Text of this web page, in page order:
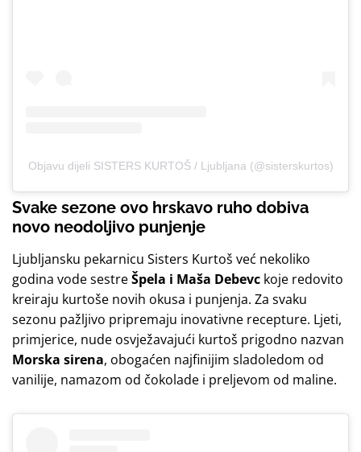
Objavu dijeli SISTERS KURTOŠ / Ljubljana (@sisterskurtos)
Svake sezone ovo hrskavo ruho dobiva
novo neodoljivo punjenje
Ljubljansku pekarnicu Sisters Kurtoš već nekoliko
godina vode sestreŠpela i Maša Debevc koje redovito
kreiraju kurtoše novih okusa i punjenja. Za svaku
sezonu pažljivo pripremaju inovativne recepture. Ljeti,
primjerice, nude osvježavajući kurtoš prigodno nazvan
Morska sirena, obogaćen najfinijim sladoledom od
vanilije, namazom od čokolade i preljevom od maline.